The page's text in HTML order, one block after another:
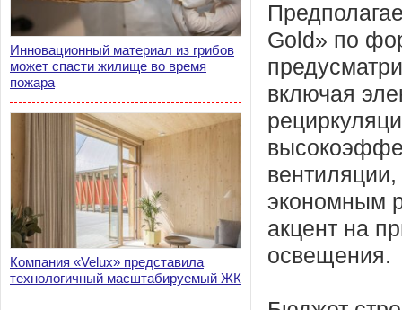
Инновационный материал из грибов
может спасти жилище во время
пожара
Компания «Velux» представила
технологичный масштабируемый ЖК
Gold» по
включая
экономным
акцент на
освещения.